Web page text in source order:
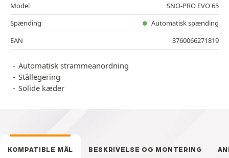
Model
SNO-PRO EVO 65
Spænding
Automatisk spænding
EAN
3760066271819
Automatisk strammeanordning
Stållegering
Solide kæder
KOMPATIBLE MÅL BESKRIVELSE OG MONTERING